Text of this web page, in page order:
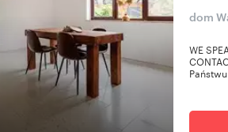
dom
WE